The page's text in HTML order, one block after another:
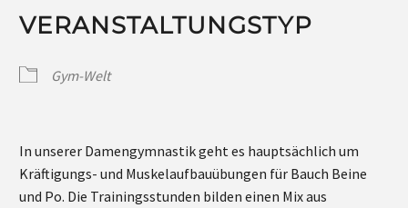
VERANSTALTUNGSTYP
Gym-Welt
In unserer Damengymnastik geht es hauptsächlich um
Kräftigungs- und Muskelaufbauübungen für Bauch Beine
und Po. Die Trainingsstunden bilden einen Mix aus